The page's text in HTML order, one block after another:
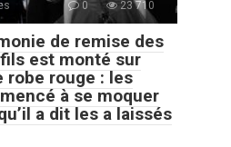
0 23 710
de remise des
est monté sur
robe rouge : les
à se moquer
a dit les a laissés